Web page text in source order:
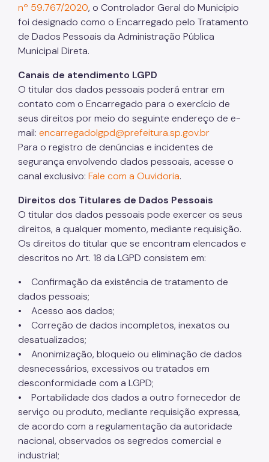
AME
Portal Joga SP
Acervo SEME
Perguntas Frequentes
CIPA
Justiça Desportiva
LGPD
nº 59.767/2020, o Controlador Geral do Município
foi designado como o Encarregado pelo Tratamento
de Dados Pessoais da Administração Pública
Municipal Direta.
Canais de atendimento LGPD
O titular dos dados pessoais poderá entrar em
contato com o Encarregado para o exercício de
seus direitos por meio do seguinte endereço de e-
mail: encarregadolgpd@prefeitura.sp.gov.br
Para o registro de denúncias e incidentes de
segurança envolvendo dados pessoais, acesse o
canal exclusivo: Fale com a Ouvidoria.
Direitos dos Titulares de Dados Pessoais
O titular dos dados pessoais pode exercer os seus
direitos, a qualquer momento, mediante requisição.
Os direitos do titular que se encontram elencados e
descritos no Art. 18 da LGPD consistem em:
• Confirmação da existência de tratamento de
dados pessoais;
• Acesso aos dados;
• Correção de dados incompletos, inexatos ou
desatualizados;
• Anonimização, bloqueio ou eliminação de dados
desnecessários, excessivos ou tratados em
desconformidade com a LGPD;
• Portabilidade dos dados a outro fornecedor de
serviço ou produto, mediante requisição expressa,
de acordo com a regulamentação da autoridade
nacional, observados os segredos comercial e
industrial;